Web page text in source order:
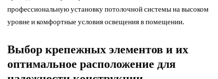
профессиональную установку потолочной системы на высоком
уровне и комфортные условия освещения в помещении.
Выбор крепежных элементов и их
оптимальное расположение для